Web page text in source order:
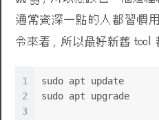
通常資深一點的人都習慣
令來看 , 所以最好新舊 tool
1
2
3
sudo apt update
sudo apt upgrade